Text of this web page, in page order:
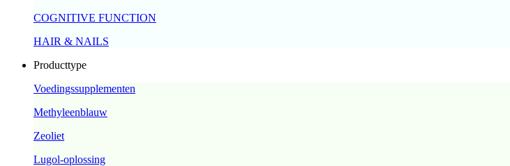
COGNITIVE FUNCTION
HAIR & NAILS
Producttype
Voedingssupplementen
Methyleenblauw
Zeoliet
Lugol-oplossing